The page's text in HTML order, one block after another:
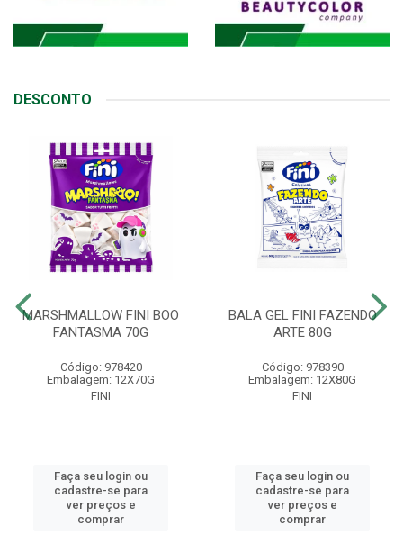
DESCONTO
MARSHMALLOW FINI BOO
FANTASMA 70G
Código: 978420
Embalagem: 12X70G
FINI
Faça seu login ou
cadastre-se para
ver preços e
comprar
BALA GEL FINI FAZENDO
ARTE 80G
Código: 978390
Embalagem: 12X80G
FINI
Faça seu login ou
cadastre-se para
ver preços e
comprar